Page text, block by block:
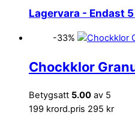
Lagervara - Endast
-33%
Chockklor
Betygsatt 5.00 av 5
199 krord.pris 295 kr